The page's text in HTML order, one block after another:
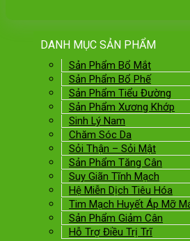
DANH MỤC SẢN PHẨM
Sản Phẩm Bổ Mắt
Sản Phẩm Bổ Phế
Sản Phẩm Tiểu Đường
Sản Phẩm Xương Khớp
Sinh Lý Nam
Chăm Sóc Da
Sỏi Thận – Sỏi Mật
Sản Phẩm Tăng Cân
Suy Giãn Tĩnh Mạch
Hệ Miễn Dịch Tiêu Hóa
Tim Mạch Huyết Áp Mỡ
Sản Phẩm Giảm Cân
Hỗ Trợ Điều Trị Trĩ